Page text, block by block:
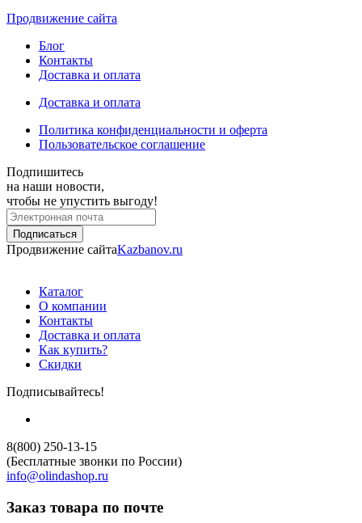
Продвижение сайта
Блог
Контакты
Доставка и оплата
Доставка и оплата
Политика конфиденциальности и оферта
Пользовательское соглашение
Подпишитесь
на наши новости,
чтобы не упустить выгоду!
Продвижение сайтаKazbanov.ru
Каталог
О компании
Контакты
Доставка и оплата
Как купить?
Скидки
Подписывайтесь!
8(800) 250-13-15
(Бесплатные звонки по России)
info@olindashop.ru
Заказ товара по почте